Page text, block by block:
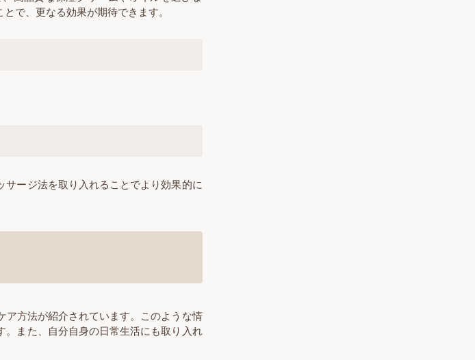
で、更なる効果が期待できます。
ージ法を取り入れることでより効果的に
方法が紹介されています。このような情
また、自分自身の日常生活にも取り入れ